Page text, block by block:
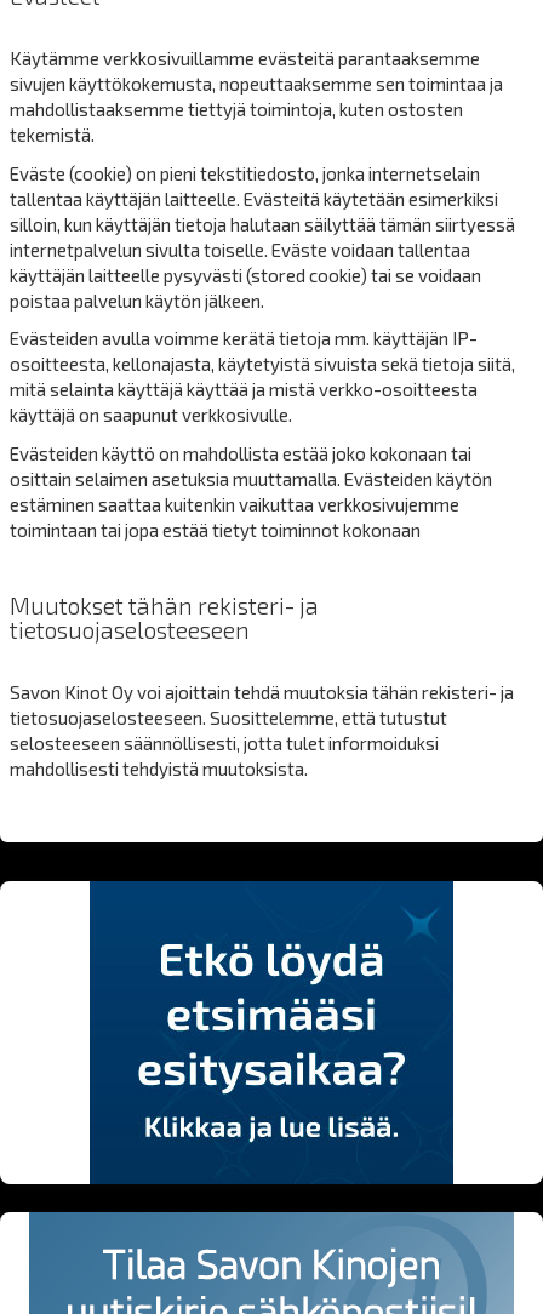
Käytämme verkkosivuillamme evästeitä parantaaksemme
sivujen käyttökokemusta, nopeuttaaksemme sen toimintaa ja
mahdollistaaksemme tiettyjä toimintoja, kuten ostosten
tekemistä.
Eväste (cookie) on pieni tekstitiedosto, jonka internetselain
tallentaa käyttäjän laitteelle. Evästeitä käytetään esimerkiksi
silloin, kun käyttäjän tietoja halutaan säilyttää tämän siirtyessä
internetpalvelun sivulta toiselle. Eväste voidaan tallentaa
käyttäjän laitteelle pysyvästi (stored cookie) tai se voidaan
poistaa palvelun käytön jälkeen.
Evästeiden avulla voimme kerätä tietoja mm. käyttäjän IP-
osoitteesta, kellonajasta, käytetyistä sivuista sekä tietoja siitä,
mitä selainta käyttäjä käyttää ja mistä verkko-osoitteesta
käyttäjä on saapunut verkkosivulle.
Evästeiden käyttö on mahdollista estää joko kokonaan tai
osittain selaimen asetuksia muuttamalla. Evästeiden käytön
estäminen saattaa kuitenkin vaikuttaa verkkosivujemme
toimintaan tai jopa estää tietyt toiminnot kokonaan
Muutokset tähän rekisteri- ja
tietosuojaselosteeseen
Savon Kinot Oy voi ajoittain tehdä muutoksia tähän rekisteri- ja
tietosuojaselosteeseen. Suosittelemme, että tutustut
selosteeseen säännöllisesti, jotta tulet informoiduksi
mahdollisesti tehdyistä muutoksista.